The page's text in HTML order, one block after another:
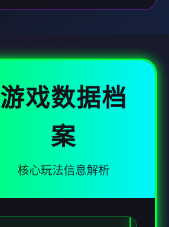
游戏数据档
案
核心玩法信息解析